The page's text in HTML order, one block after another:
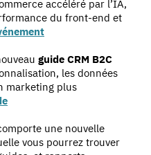
accéléré par l’IA,
du front-end et
guide CRM B2C
les données
marketing plus
une nouvelle
vous pourrez trouver